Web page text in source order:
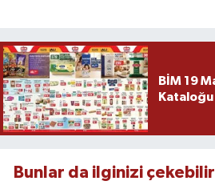
BİM 19
Kataloğu
Bunlar da ilginizi çekebilir